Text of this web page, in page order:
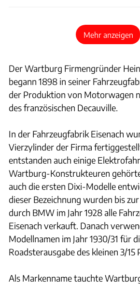
Mehr anzeigen
Der Wartburg Firmengründer
begann 1898 in seiner
der Produktion von Motorwagen
des französischen Decauville.
In der Fahrzeugfabrik Eisenach
Vierzylinder der Firma
entstanden auch einige
Wartburg-Konstrukteuren
auch die ersten Dixi-Modelle
dieser Bezeichnung wurden bis
durch BMW im Jahr 1928 alle
Eisenach verkauft. Danach
Modellnamen im Jahr 1930/31 für
Roadsterausgabe des kleinen 3/15
Als Markenname tauchte